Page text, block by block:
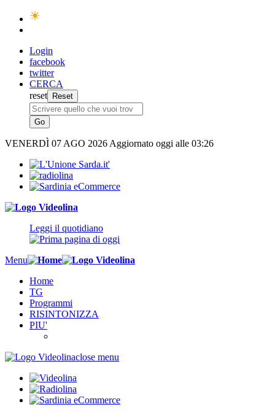
Login
facebook
twitter
CERCA
reset
VENERDÌ 07 AGO 2026 Aggiornato oggi alle 03:26
Leggi il quotidiano
Menu
Home
TG
Programmi
RISINTONIZZA
PIU'
close menu